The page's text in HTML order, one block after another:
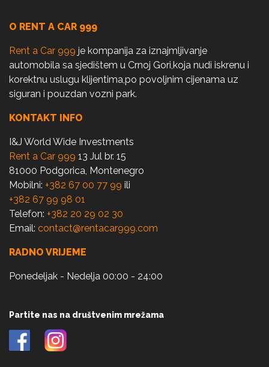
O RENT A CAR 999
Rent a Car 999 je kompanija za iznajmljivanje
automobila sa sjedištem u Crnoj Gori,koja nudi iskrenu i
korektnu uslugu klijentima,po povoljnim cijenama uz
siguran i pouzdan vozni park.
KONTAKT INFO
I&J World Wide Investments
Rent a Car 999 13 Jul br. 15
81000 Podgorica, Montenegro
Mobilni: +382 67 00 77 99 ili
+382 67 99 98 01
Telefon: +382 20 29 02 30
Email: contact@rentacar999.com
RADNO VRIJEME
Ponedeljak - Nedelja 00:00 - 24:00
Partite nas na društvenim mrežama